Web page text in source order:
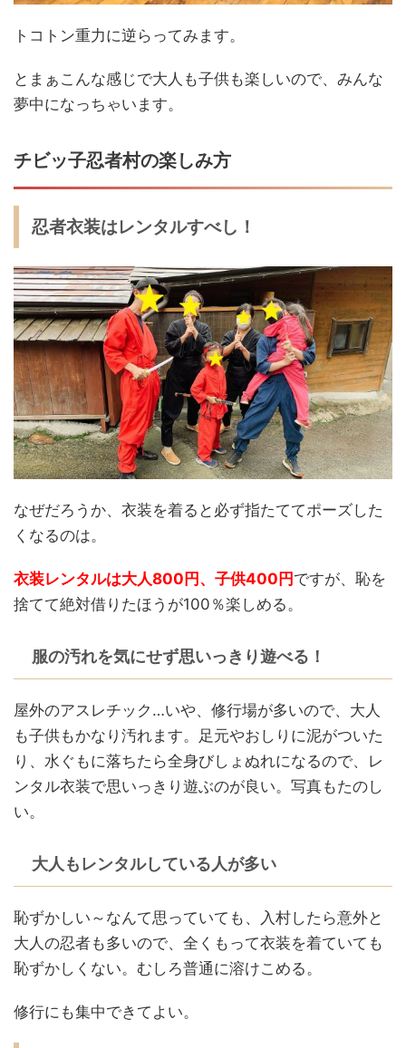
トコトン重力に逆らってみます。
とまぁこんな感じで大人も子供も楽しいので、みんな
夢中になっちゃいます。
チビッ子忍者村の楽しみ方
忍者衣装はレンタルすべし！
なぜだろうか、衣装を着ると必ず指たててポーズした
くなるのは。
衣装レンタルは大人800円、子供400円ですが、恥を
捨てて絶対借りたほうが100％楽しめる。
服の汚れを気にせず思いっきり遊べる！
屋外のアスレチック…いや、修行場が多いので、大人
も子供もかなり汚れます。足元やおしりに泥がついた
り、水ぐもに落ちたら全身びしょぬれになるので、レ
ンタル衣装で思いっきり遊ぶのが良い。写真もたのし
い。
大人もレンタルしている人が多い
恥ずかしい～なんて思っていても、入村したら意外と
大人の忍者も多いので、全くもって衣装を着ていても
恥ずかしくない。むしろ普通に溶けこめる。
修行にも集中できてよい。